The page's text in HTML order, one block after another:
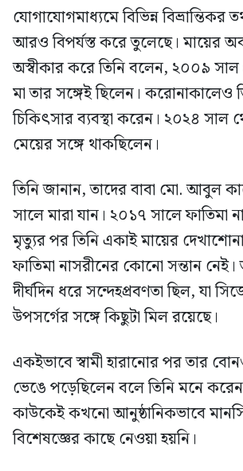
যোগাযোগমাধ্যমে বিভিন্ন বিভ্রান্তিকর
আরও বিপর্যস্ত করে তুলেছে। মায়ের
অস্বীকার করে তিনি বলেন, ২০০৯ সাল
মা তার সঙ্গেই ছিলেন। করোনাকালেও
চিকিৎসার ব্যবস্থা করেন। ২০২৪ সাল
মেয়ের সঙ্গে থাকছিলেন।
তিনি জানান, তাদের বাবা মো. আবুল
সালে মারা যান। ২০১৭ সালে ফাতিমা
মৃত্যুর পর তিনি একাই মায়ের
ফাতিমা নাসরীনের কোনো সন্তান নেই।
দীর্ঘদিন ধরে সন্দেহপ্রবণতা ছিল, যা
উপসর্গের সঙ্গে কিছুটা মিল রয়েছে।
একইভাবে স্বামী হারানোর পর তার
ভেঙে পড়েছিলেন বলে তিনি মনে
কাউকেই কখনো আনুষ্ঠানিকভাবে
বিশেষজ্ঞের কাছে নেওয়া হয়নি।